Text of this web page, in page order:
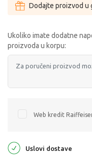
Dodajte proizvod u
Ukoliko imate dodatne
proizvoda u korpu:
Web kredit
Uslovi dostave